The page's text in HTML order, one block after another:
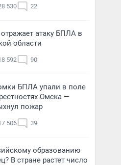
530 22
атаку БПЛА в
области
592 90
БПЛА упали в поле
Омска —
пожар
506 39
образованию
В стране растет число